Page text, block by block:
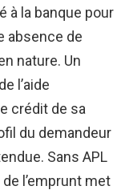
à la banque pour
absence de
nature. Un
l’aide
crédit de sa
du demandeur
Sans APL
l’emprunt met